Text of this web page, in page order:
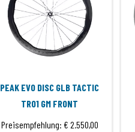
PEAK EVO DISC GLB TACTIC
TR01 GM FRONT
Preisempfehlung: € 2.550,00